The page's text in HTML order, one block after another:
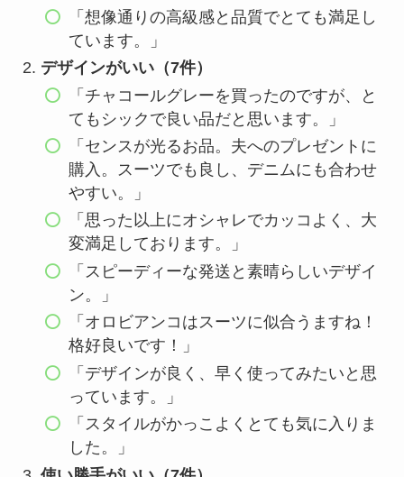
「想像通りの高級感と品質でとても満足し
ています。」
デザインがいい（7件）
「チャコールグレーを買ったのですが、と
てもシックで良い品だと思います。」
「センスが光るお品。夫へのプレゼントに
購入。スーツでも良し、デニムにも合わせ
やすい。」
「思った以上にオシャレでカッコよく、大
変満足しております。」
「スピーディーな発送と素晴らしいデザイ
ン。」
「オロビアンコはスーツに似合うますね！
格好良いです！」
「デザインが良く、早く使ってみたいと思
っています。」
「スタイルがかっこよくとても気に入りま
した。」